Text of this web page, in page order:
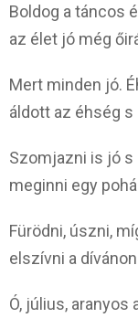
Boldog a táncos
az élet jó még
Mert minden jó.
áldott az éhség s
Szomjazni is jó s
meginni egy
Fürödni, úszni,
elszívni a
Ó, július, aranyos